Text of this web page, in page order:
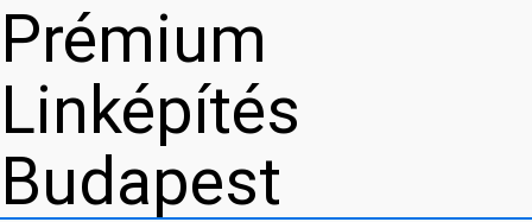
Prémium
Linképítés
Budapest